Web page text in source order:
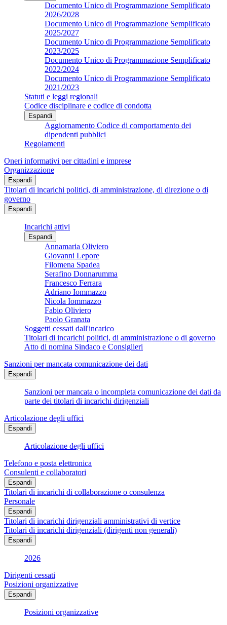
Documento Unico di Programmazione Semplificato
2026/2028
Documento Unico di Programmazione Semplificato
2025/2027
Documento Unico di Programmazione Semplificato
2023/2025
Documento Unico di Programmazione Semplificato
2022/2024
Documento Unico di Programmazione Semplificato
2021/2023
Statuti e leggi regionali
Codice disciplinare e codice di condotta
Espandi
Aggiornamento Codice di comportamento dei
dipendenti pubblici
Regolamenti
Oneri informativi per cittadini e imprese
Organizzazione
Espandi
Titolari di incarichi politici, di amministrazione, di direzione o di
governo
Espandi
Incarichi attivi
Espandi
Annamaria Oliviero
Giovanni Lepore
Filomena Spadea
Serafino Donnarumma
Francesco Ferrara
Adriano Iommazzo
Nicola Iommazzo
Fabio Oliviero
Paolo Granata
Soggetti cessati dall'incarico
Titolari di incarichi politici, di amministrazione o di governo
Atto di nomina Sindaco e Consiglieri
Sanzioni per mancata comunicazione dei dati
Espandi
Sanzioni per mancata o incompleta comunicazione dei dati da
parte dei titolari di incarichi dirigenziali
Articolazione degli uffici
Espandi
Articolazione degli uffici
Telefono e posta elettronica
Consulenti e collaboratori
Espandi
Titolari di incarichi di collaborazione o consulenza
Personale
Espandi
Titolari di incarichi dirigenziali amministrativi di vertice
Titolari di incarichi dirigenziali (dirigenti non generali)
Espandi
2026
Dirigenti cessati
Posizioni organizzative
Espandi
Posizioni organizzative